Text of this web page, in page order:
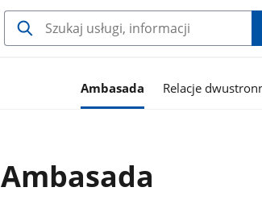
Ambasada Relacje
Ambasada